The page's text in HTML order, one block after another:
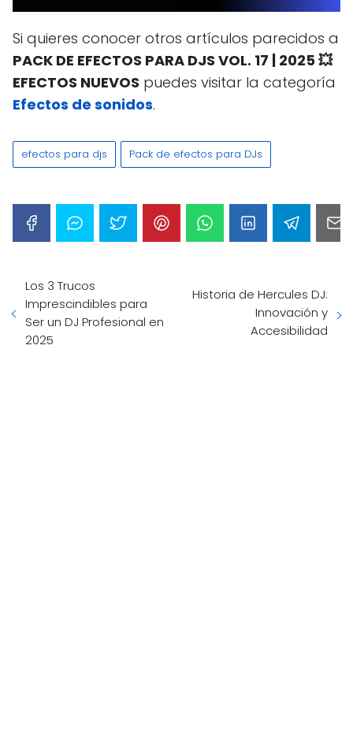
Si quieres conocer otros artículos parecidos a
PACK DE EFECTOS PARA DJS VOL. 17 | 2025 💥
EFECTOS NUEVOS puedes visitar la categoría
Efectos de sonidos.
efectos para djs Pack de efectos para DJs
Los 3 Trucos
Imprescindibles para
Ser un DJ Profesional en
2025
Historia de Hercules DJ:
Innovación y
Accesibilidad